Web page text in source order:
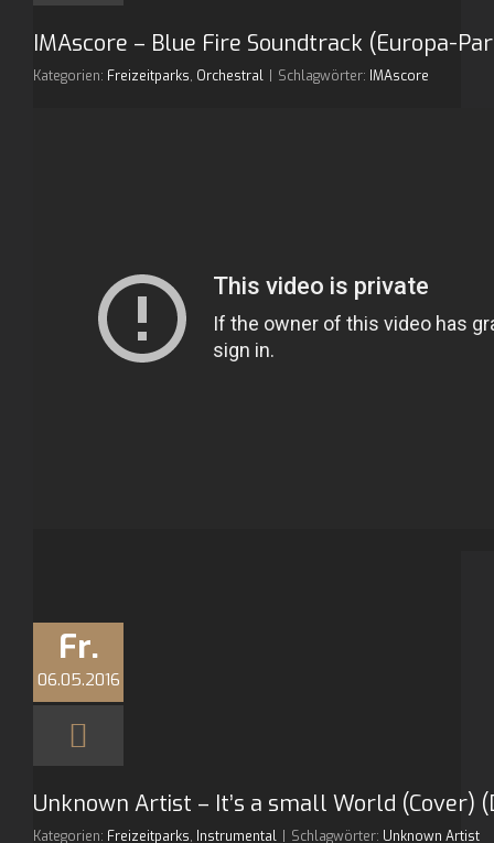
IMAscore – Blue Fire Soundtrack (Europa-
Kategorien: Freizeitparks, Orchestral Schlagwörter: IMAscore
Fr.
06.05.2016
Unknown Artist – It’s a small World (Cover)
Kategorien: Freizeitparks, Instrumental Schlagwörter: Unknown Artist